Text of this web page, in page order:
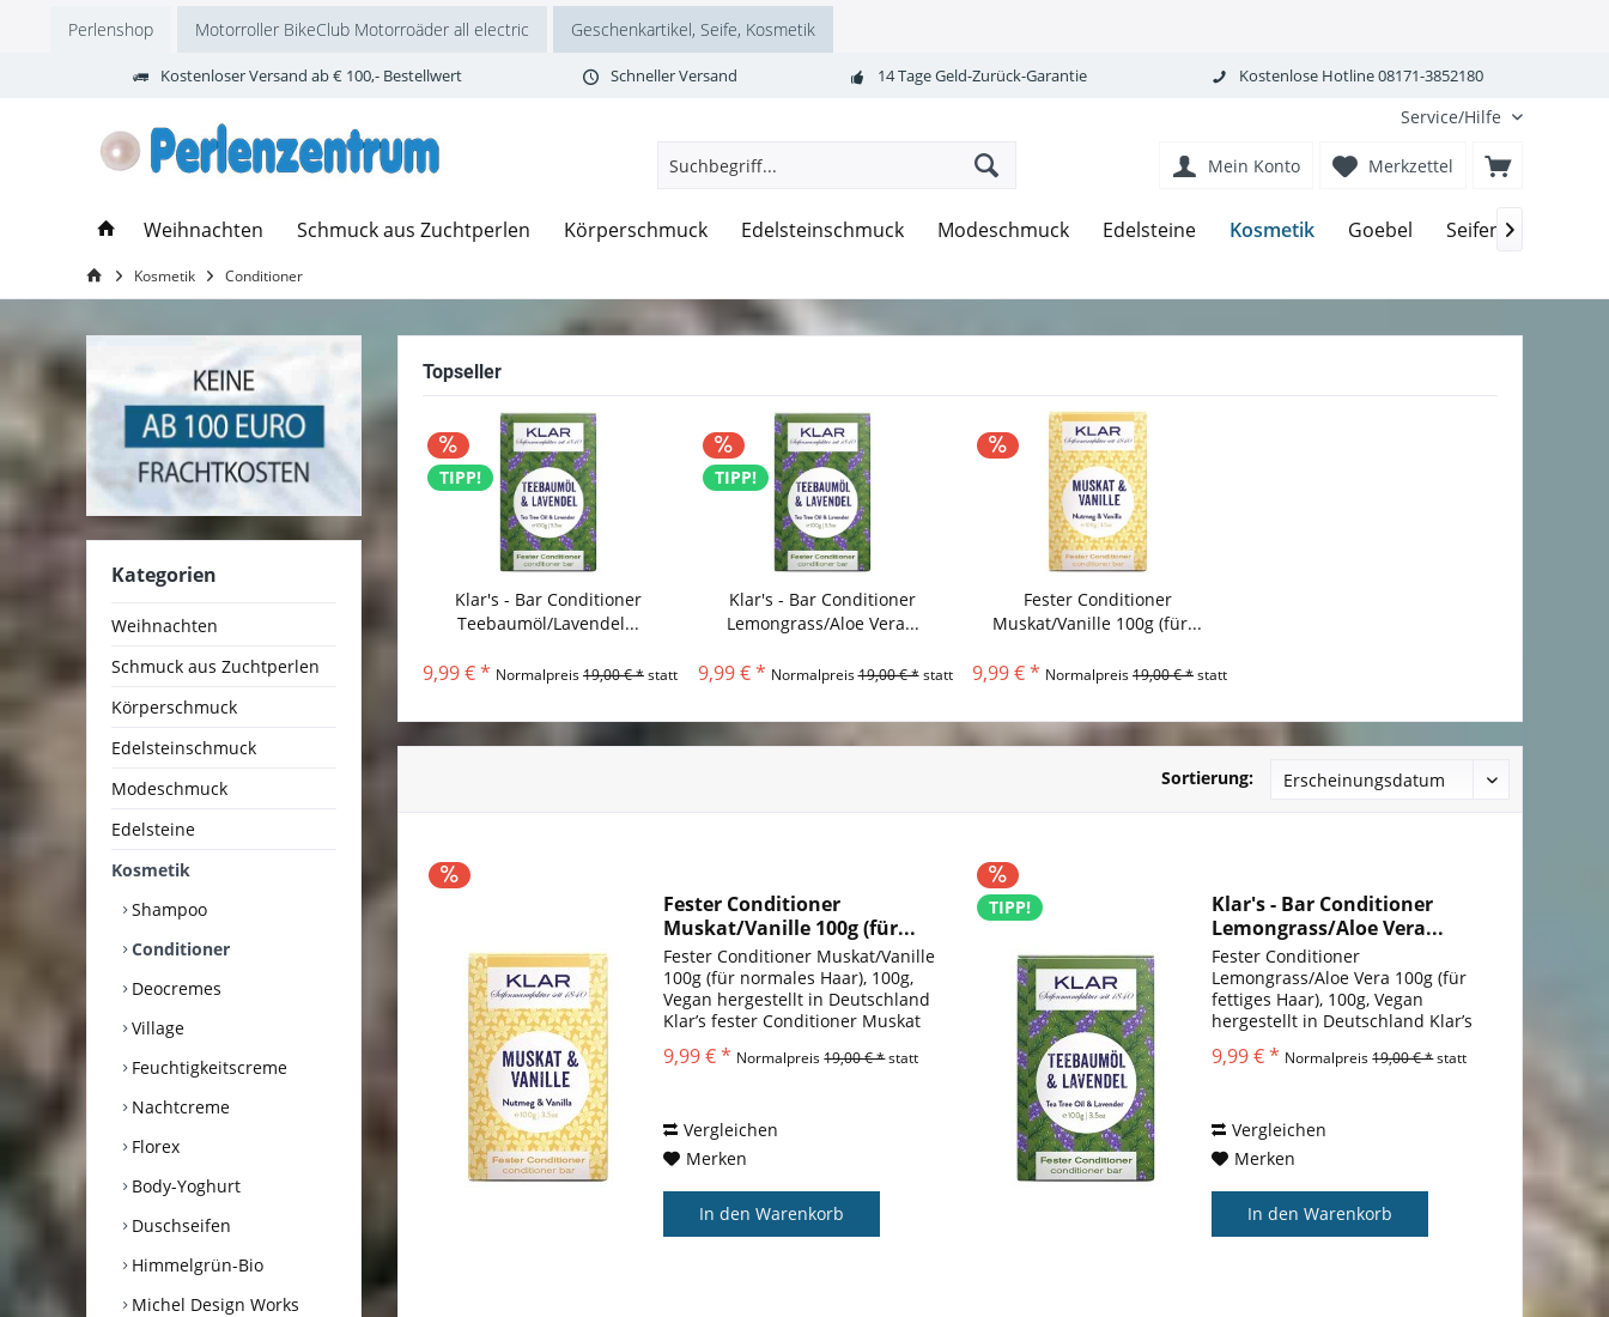
Perlenshop Motorroller BikeClub Motorroäder all electric Geschenkartikel, Seife, Kosmetik
Kostenloser Versand ab € 100,- Bestellwert Schneller Versand 14 Tage Geld-Zurück-Garantie Kostenlose Hotline 08171-3852180
Service/Hilfe
Merkzettel
Mein Konto
Weihnachten Schmuck aus Zuchtperlen Körperschmuck Edelsteinschmuck Modeschmuck Edelsteine Kosmetik Goebel Seifen-
Kosmetik Conditioner
Kategorien
Weihnachten
Schmuck aus Zuchtperlen
Körperschmuck
Edelsteinschmuck
Modeschmuck
Edelsteine
Kosmetik
Shampoo
Conditioner
Deocremes
Village
Feuchtigkeitscreme
Nachtcreme
Florex
Body-Yoghurt
Duschseifen
Himmelgrün-Bio
Michel Design Works
Topseller
TIPP!
Klar's - Bar Conditioner
Teebaumöl/Lavendel...
9,99 € * Normalpreis19,00 € *statt
TIPP!
Klar's - Bar Conditioner
Lemongrass/Aloe Vera...
9,99 € * Normalpreis19,00 € *statt
Fester Conditioner
Muskat/Vanille 100g (für...
9,99 € * Normalpreis19,00 € *statt
Sortierung:
Fester Conditioner
Muskat/Vanille 100g (für...
Fester Conditioner Muskat/Vanille
100g (für normales Haar), 100g,
Vegan hergestellt in Deutschland
Klar’s fester Conditioner Muskat
& Vanille pflegt die Haare nach
der Haarwäsche seidig weich.
9,99 € * Normalpreis19,00 € *statt
Vergleichen
Merken
In den Warenkorb
TIPP!
Klar's - Bar Conditioner
Lemongrass/Aloe Vera...
Fester Conditioner
Lemongrass/Aloe Vera 100g (für
fettiges Haar), 100g, Vegan
hergestellt in Deutschland Klar’s
fester Conditioner Lemongrass &
Aloe Vera beschwert die Haare
9,99 € * Normalpreis19,00 € *statt
Vergleichen
Merken
In den Warenkorb